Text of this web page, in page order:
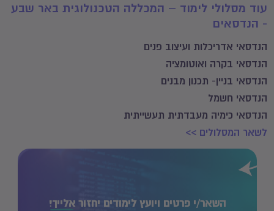
עוד מסלולי לימוד – המכללה הטכנולוגית באר שבע
- הנדסאים
הנדסאי אדריכלות ועיצוב פנים
הנדסאי בקרה ואוטומציה
הנדסאי בניין- תכנון מבנים
הנדסאי חשמל
הנדסאי כימיה מעבדתית תעשייתית
לשאר המסלולים >>
השאר/י פרטים ויועץ לימודים יחזוראלייך!